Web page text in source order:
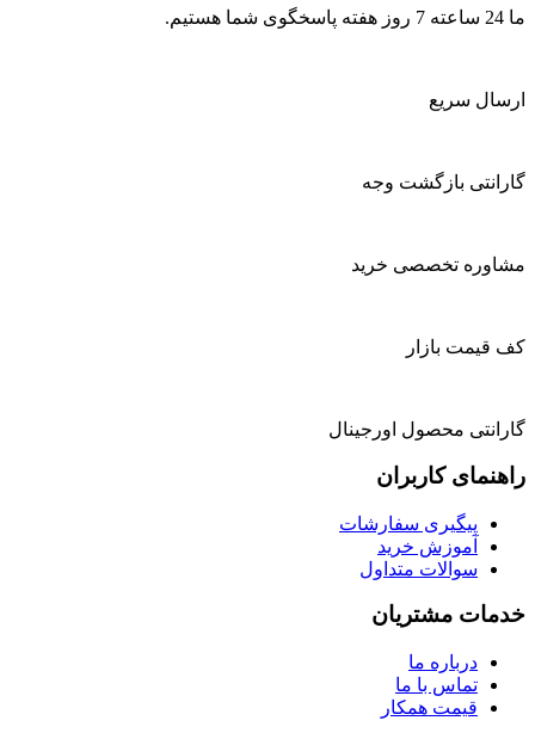
ما 24 ساعته 7 روز هفته پاسخگوی شما هستیم.
ارسال سریع
گارانتی بازگشت وجه
مشاوره تخصصی خرید
کف قیمت بازار
گارانتی محصول اورجینال
راهنمای کاربران
پیگیری سفارشات
آموزش خرید
سوالات متداول
خدمات مشتریان
درباره ما
تماس با ما
قیمت همکار